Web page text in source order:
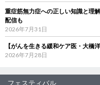
重症筋無力症への正しい知識と理
配信も
2026年7月31日
【がんを生きる緩和ケア医・大橋
2026年7月28日
フェスティバル